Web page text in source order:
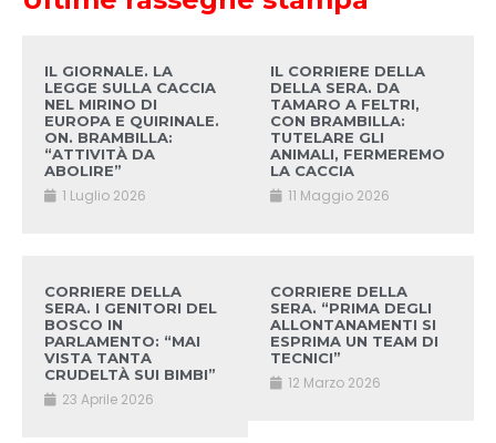
IL GIORNALE. LA
LEGGE SULLA CACCIA
NEL MIRINO DI
EUROPA E QUIRINALE.
ON. BRAMBILLA:
“ATTIVITÀ DA
ABOLIRE”
1 Luglio 2026
IL CORRIERE DELLA
DELLA SERA. DA
TAMARO A FELTRI,
CON BRAMBILLA:
TUTELARE GLI
ANIMALI, FERMEREMO
LA CACCIA
11 Maggio 2026
CORRIERE DELLA
SERA. I GENITORI DEL
BOSCO IN
PARLAMENTO: “MAI
VISTA TANTA
CRUDELTÀ SUI BIMBI”
23 Aprile 2026
CORRIERE DELLA
SERA. “PRIMA DEGLI
ALLONTANAMENTI SI
ESPRIMA UN TEAM DI
TECNICI”
12 Marzo 2026